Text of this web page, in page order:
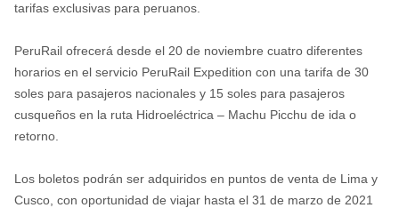
tarifas exclusivas para peruanos.
PeruRail ofrecerá desde el 20 de noviembre cuatro diferentes
horarios en el servicio PeruRail Expedition con una tarifa de 30
soles para pasajeros nacionales y 15 soles para pasajeros
cusqueños en la ruta Hidroeléctrica – Machu Picchu de ida o
retorno.
Los boletos podrán ser adquiridos en puntos de venta de Lima y
Cusco, con oportunidad de viajar hasta el 31 de marzo de 2021